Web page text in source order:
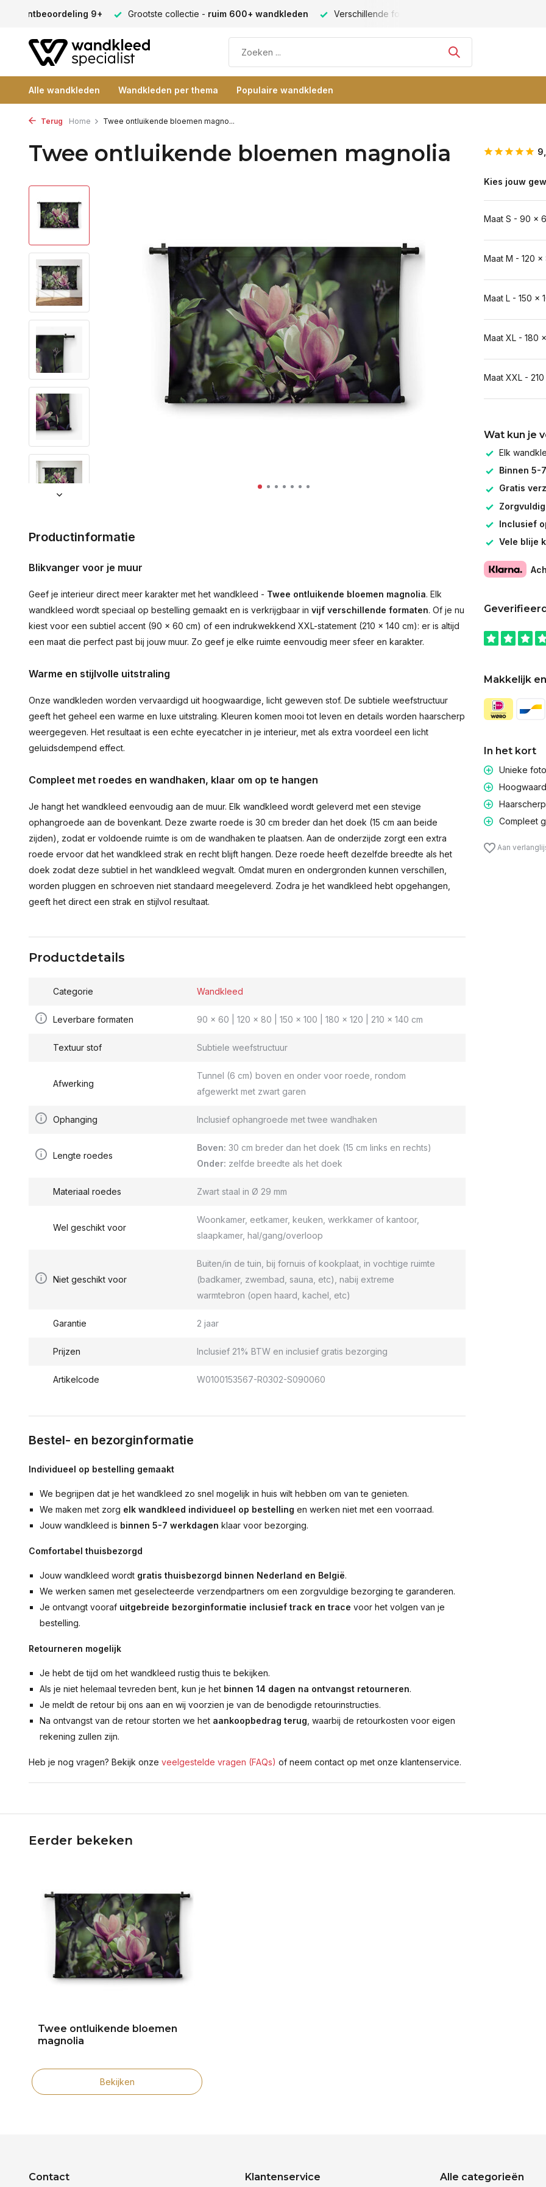
klantbeoordeling 9+ Grootste collectie - ruim 600+ wandkleden Verschillende formaten -
Alle wandkleden Wandkleden per thema Populaire wandkleden
Terug Home Twee ontluikende bloemen magno...
Twee ontluikende bloemen magnolia
Productinformatie
Blikvanger voor je muur
Geef je interieur direct meer karakter met het wandkleed - Twee ontluikende bloemen magnolia. Elk
wandkleed wordt speciaal op bestelling gemaakt en is verkrijgbaar in vijf verschillende formaten. Of je nu
kiest voor een subtiel accent (90 × 60 cm) of een indrukwekkend XXL-statement (210 × 140 cm): er is altijd
een maat die perfect past bij jouw muur. Zo geef je elke ruimte eenvoudig meer sfeer en karakter.
Warme en stijlvolle uitstraling
Onze wandkleden worden vervaardigd uit hoogwaardige, licht geweven stof. De subtiele weefstructuur
geeft het geheel een warme en luxe uitstraling. Kleuren komen mooi tot leven en details worden haarscherp
weergegeven. Het resultaat is een echte eyecatcher in je interieur, met als extra voordeel een licht
geluidsdempend effect.
Compleet met roedes en wandhaken, klaar om op te hangen
Je hangt het wandkleed eenvoudig aan de muur. Elk wandkleed wordt geleverd met een stevige
ophangroede aan de bovenkant. Deze zwarte roede is 30 cm breder dan het doek (15 cm aan beide
zijden), zodat er voldoende ruimte is om de wandhaken te plaatsen. Aan de onderzijde zorgt een extra
roede ervoor dat het wandkleed strak en recht blijft hangen. Deze roede heeft dezelfde breedte als het
doek zodat deze subtiel in het wandkleed wegvalt. Omdat muren en ondergronden kunnen verschillen,
worden pluggen en schroeven niet standaard meegeleverd. Zodra je het wandkleed hebt opgehangen,
geeft het direct een strak en stijlvol resultaat.
Productdetails
Categorie Wandkleed
Leverbare formaten 90 x 60 | 120 x 80 | 150 x 100 | 180 x 120 | 210 x 140 cm
Textuur stof Subtiele weefstructuur
Afwerking
Tunnel (6 cm) boven en onder voor roede, rondom
afgewerkt met zwart garen
Ophanging Inclusief ophangroede met twee wandhaken
Lengte roedes
Boven: 30 cm breder dan het doek (15 cm links en rechts)
Onder: zelfde breedte als het doek
Materiaal roedes Zwart staal in Ø 29 mm
Wel geschikt voor
Woonkamer, eetkamer, keuken, werkkamer of kantoor,
slaapkamer, hal/gang/overloop
Niet geschikt voor
Buiten/in de tuin, bij fornuis of kookplaat, in vochtige ruimte
(badkamer, zwembad, sauna, etc), nabij extreme
warmtebron (open haard, kachel, etc)
Garantie 2 jaar
Prijzen Inclusief 21% BTW en inclusief gratis bezorging
Artikelcode W0100153567-R0302-S090060
Bestel- en bezorginformatie
Individueel op bestelling gemaakt
We begrijpen dat je het wandkleed zo snel mogelijk in huis wilt hebben om van te genieten.
We maken met zorg elk wandkleed individueel op bestelling en werken niet met een voorraad.
Jouw wandkleed is binnen 5-7 werkdagen klaar voor bezorging.
Comfortabel thuisbezorgd
Jouw wandkleed wordt gratis thuisbezorgd binnen Nederland en België.
We werken samen met geselecteerde verzendpartners om een zorgvuldige bezorging te garanderen.
Je ontvangt vooraf uitgebreide bezorginformatie inclusief track en trace voor het volgen van je
bestelling.
Retourneren mogelijk
Je hebt de tijd om het wandkleed rustig thuis te bekijken.
Als je niet helemaal tevreden bent, kun je het binnen 14 dagen na ontvangst retourneren.
Je meldt de retour bij ons aan en wij voorzien je van de benodigde retourinstructies.
Na ontvangst van de retour storten we het aankoopbedrag terug , waarbij de retourkosten voor eigen
rekening zullen zijn.
Heb je nog vragen? Bekijk onze veelgestelde vragen (FAQs) of neem contact op met onze klantenservice.
Kies jouw
Maat S - 90 x
Maat M - 120 x
Maat L - 150 x
Maat XL - 180
Maat XXL -
Wat kun je
Elk
Binnen 5-
Gratis
Inclusief
Vele blije
Makkelijk
In het kort
Unieke
Compleet
Aan
Eerder bekeken
Twee ontluikende bloemen
magnolia
Bekijken
Contact Klantenservice Alle categorieën